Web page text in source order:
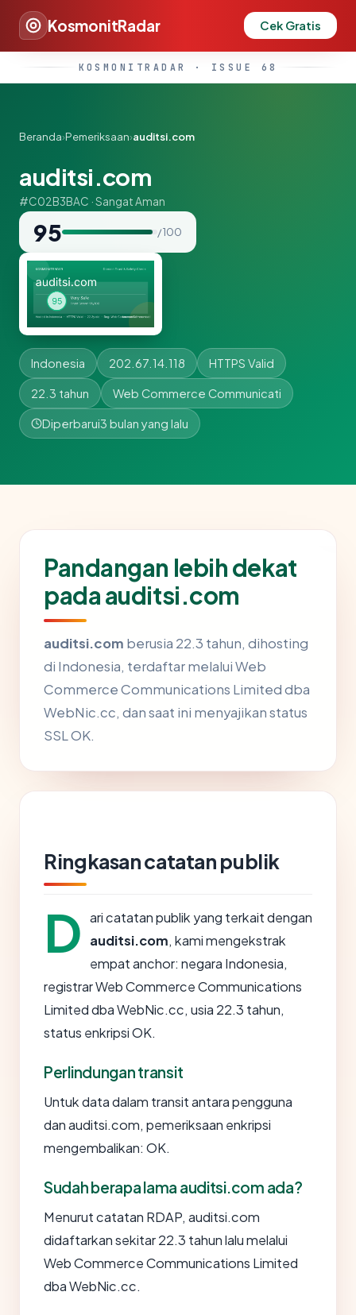
KosmonitRadar Cek Gratis
KOSMONITRADAR · ISSUE 68
Beranda›Pemeriksaan›auditsi.com
auditsi.com
#C02B3BAC · Sangat Aman
95 / 100
Indonesia 202.67.14.118 HTTPS Valid
22.3 tahun Web Commerce Communicati
Diperbarui3 bulan yang lalu
Pandangan lebih dekat
pada auditsi.com
auditsi.com berusia 22.3 tahun, dihosting
di Indonesia, terdaftar melalui Web
Commerce Communications Limited dba
WebNic.cc, dan saat ini menyajikan status
SSL OK.
Ringkasan catatan publik
D ari catatan publik yang terkait dengan
auditsi.com, kami mengekstrak
empat anchor: negara Indonesia,
registrar Web Commerce Communications
Limited dba WebNic.cc, usia 22.3 tahun,
status enkripsi OK.
Perlindungan transit
Untuk data dalam transit antara pengguna
dan auditsi.com, pemeriksaan enkripsi
mengembalikan: OK.
Sudah berapa lama auditsi.com ada?
Menurut catatan RDAP, auditsi.com
didaftarkan sekitar 22.3 tahun lalu melalui
Web Commerce Communications Limited
dba WebNic.cc.